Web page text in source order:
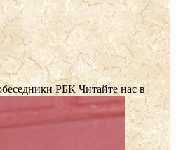
РБКЧитайте нас в